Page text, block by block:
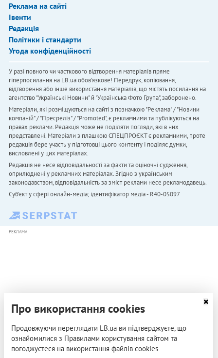
Реклама на сайті
Івенти
Редакція
Політики і стандарти
Угода конфіденційності
У разі повного чи часткового відтворення матеріалів пряме
гіперпосилання на LB.ua обов'язкове! Передрук, копіювання,
відтворення або інше використання матеріалів, що містять посилання на
агентство "Українськi Новини" й "Українська Фото Група", заборонено.
Матеріали, які розміщуються на сайті з позначкою "Реклама" / "Новини
компаній" / "Пресреліз" / "Promoted", є рекламними та публікуються на
правах реклами. Редакція може не поділяти погляди, які в них
представлені. Матеріали з плашкою СПЕЦПРОЄКТ є рекламними, проте
редакція бере участь у підготовці цього контенту і поділяє думки,
висловлені у цих матеріалах.
Редакція не несе відповідальності за факти та оціночні судження,
оприлюднені у рекламних матеріалах. Згідно з українським
законодавством, відповідальність за зміст реклами несе рекламодавець.
Cуб'єкт у сфері онлайн-медіа; ідентифікатор медіа - R40-05097
РЕКЛАМА
Про використання cookies
Продовжуючи переглядати LB.ua ви підтверджуєте, що
ознайомилися з Правилами користування сайтом та
погоджуєтеся на використання файлів cookies